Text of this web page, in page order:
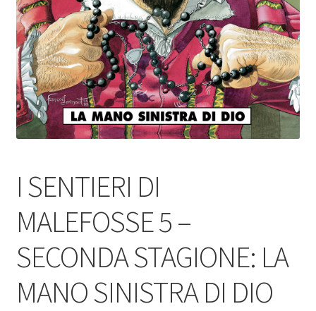
I SENTIERI DI
MALEFOSSE 5 –
SECONDA STAGIONE: LA
MANO SINISTRA DI DIO